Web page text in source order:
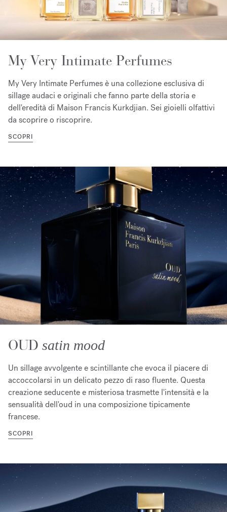
My Very Intimate Perfumes
My Very Intimate Perfumes è una collezione esclusiva di
sillage audaci e originali che fanno parte della storia e
dell'eredità di Maison Francis Kurkdjian. Sei gioielli olfattivi
da scoprire o riscoprire.
SCOPRI
OUD satin mood
Un sillage avvolgente e scintillante che evoca il piacere di
accoccolarsi in un delicato pezzo di raso fluente. Questa
creazione seducente e misteriosa trasmette l'intensità e la
sensualità dell'oud in una composizione tipicamente
francese.
SCOPRI